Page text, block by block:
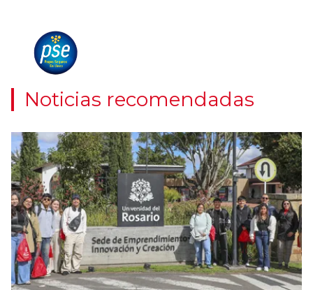
Noticias recomendadas